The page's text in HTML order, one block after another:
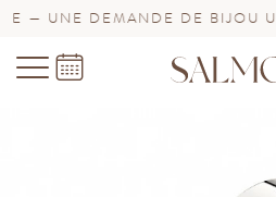
UNE DEMANDE DE BIJOU